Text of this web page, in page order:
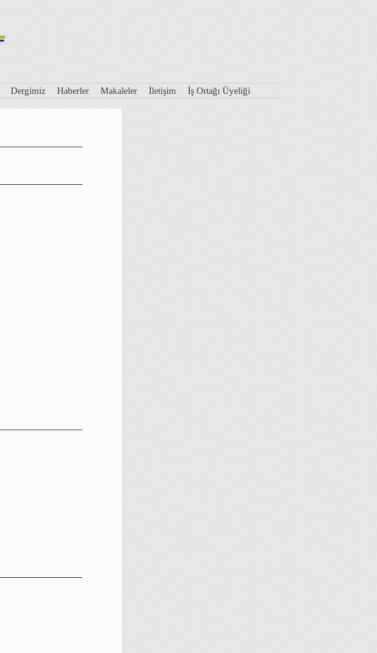
Dergimiz Haberler Makaleler İletişim İş Ortağı Üyeliği